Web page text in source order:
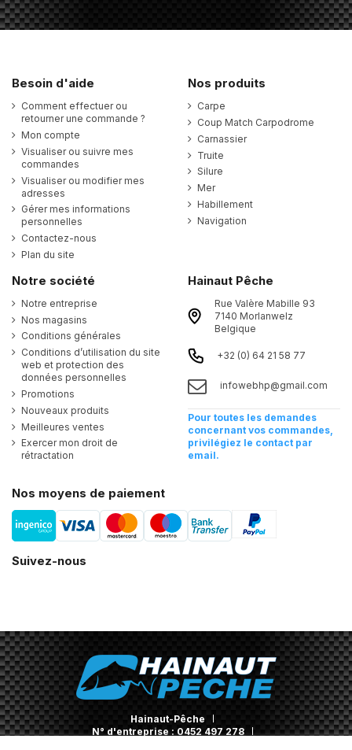
Besoin d'aide
Comment effectuer ou
retourner une commande ?
Mon compte
Visualiser ou suivre mes
commandes
Visualiser ou modifier mes
adresses
Gérer mes informations
personnelles
Contactez-nous
Plan du site
Nos produits
Carpe
Coup Match Carpodrome
Carnassier
Truite
Silure
Mer
Habillement
Navigation
Notre société
Notre entreprise
Nos magasins
Conditions générales
Conditions d’utilisation du site
web et protection des
données personnelles
Promotions
Nouveaux produits
Meilleures ventes
Exercer mon droit de
rétractation
Hainaut Pêche
Rue Valère Mabille 93
7140 Morlanwelz
Belgique
+32 (0) 64 21 58 77
infowebhp@gmail.com
Pour toutes les demandes
concernant vos commandes,
privilégiez le contact par
email.
Nos moyens de paiement
Suivez-nous
Hainaut-Pêche
N° d'entreprise : 0452 497 278